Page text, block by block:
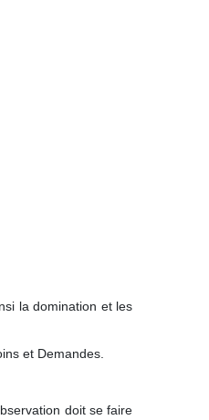
la domination et les
et Demandes.
doit se faire